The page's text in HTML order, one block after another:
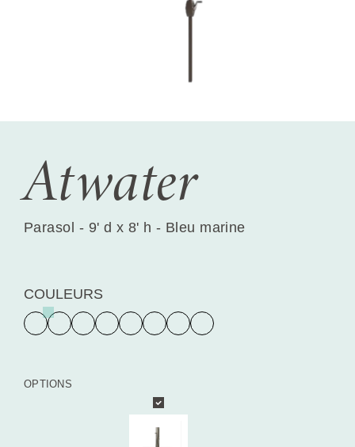
Atwater
Parasol - 9' d x 8' h - Bleu marine
COULEURS
OPTIONS